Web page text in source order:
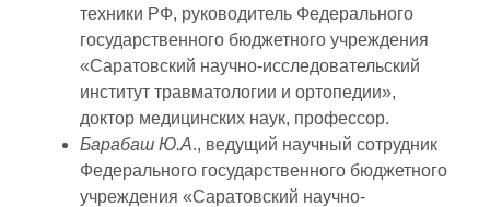
техники РФ, руководитель Федерального
государственного бюджетного учреждения
«Саратовский научно-исследовательский
институт травматологии и ортопедии»,
доктор медицинских наук, профессор.
Барабаш Ю.А., ведущий научный сотрудник
Федерального государственного бюджетного
учреждения «Саратовский научно-